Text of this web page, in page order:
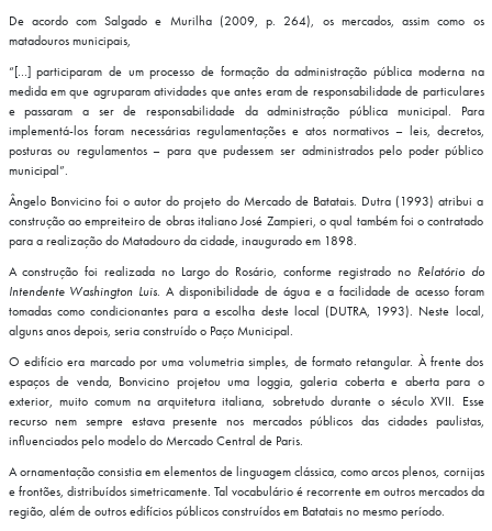
De acordo com Salgado e Murilha (2009, p. 264), os mercados, assim como os
matadouros municipais,
“[…] participaram de um processo de formação da administração pública moderna na
medida em que agruparam atividades que antes eram de responsabilidade de particulares
e passaram a ser de responsabilidade da administração pública municipal. Para
implementá-los foram necessárias regulamentações e atos normativos – leis, decretos,
posturas ou regulamentos – para que pudessem ser administrados pelo poder público
municipal”.
Ângelo Bonvicino foi o autor do projeto do Mercado de Batatais. Dutra (1993) atribui a
construção ao empreiteiro de obras italiano José Zampieri, o qual também foi o contratado
para a realização do Matadouro da cidade, inaugurado em 1898.
A construção foi realizada no Largo do Rosário, conforme registrado no Relatório do
Intendente Washington Luis. A disponibilidade de água e a facilidade de acesso foram
tomadas como condicionantes para a escolha deste local (DUTRA, 1993). Neste local,
alguns anos depois, seria construído o Paço Municipal.
O edifício era marcado por uma volumetria simples, de formato retangular. À frente dos
espaços de venda, Bonvicino projetou uma loggia, galeria coberta e aberta para o
exterior, muito comum na arquitetura italiana, sobretudo durante o século XVII. Esse
recurso nem sempre estava presente nos mercados públicos das cidades paulistas,
influenciados pelo modelo do Mercado Central de Paris.
A ornamentação consistia em elementos de linguagem clássica, como arcos plenos, cornijas
e frontões, distribuídos simetricamente. Tal vocabulário é recorrente em outros mercados da
região, além de outros edifícios públicos construídos em Batatais no mesmo período.